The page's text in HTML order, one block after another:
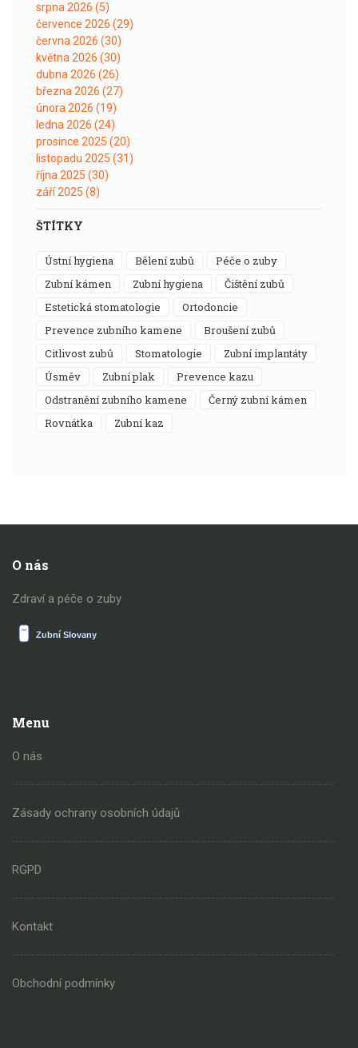
srpna 2026 (5)
července 2026 (29)
června 2026 (30)
května 2026 (30)
dubna 2026 (26)
března 2026 (27)
února 2026 (19)
ledna 2026 (24)
prosince 2025 (20)
listopadu 2025 (31)
října 2025 (30)
září 2025 (8)
ŠTÍTKY
ústní hygiena bělení zubů
péče o zuby
zubní kámen
zubní hygiena
čištění zubů
estetická stomatologie
ortodoncie
prevence zubního kamene
broušení zubů
citlivost zubů
stomatologie
zubní implantáty
úsměv
zubní plak
prevence kazu
odstranění zubního kamene
černý zubní kámen
rovnátka
zubní kaz
O nás
Zdraví a péče o zuby
Menu
O nás
Zásady ochrany osobních údajů
RGPD
Kontakt
Obchodní podmínky